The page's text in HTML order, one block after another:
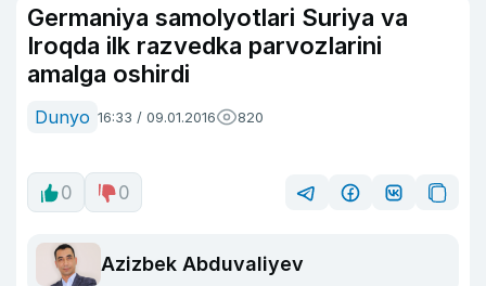
Germaniya samolyotlari Suriya va
Iroqda ilk razvedka parvozlarini
amalga oshirdi
Dunyo 16:33 / 09.01.2016 820
0 0
Azizbek Abduvaliyev